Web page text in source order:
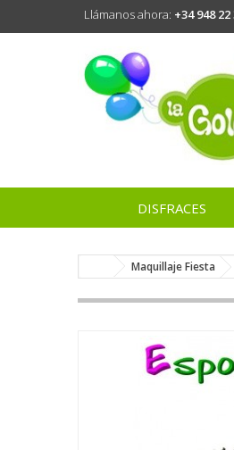
Llámanos ahora: +34 948 22
DISFRACES
Maquillaje Fiesta